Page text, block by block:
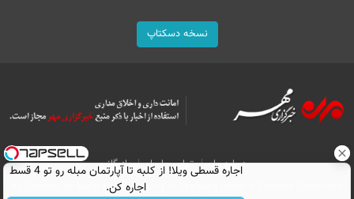
نسخه دسکتاپ
درباره ما تماس با ما
بازرگانی
All Content by Mehr News Agency is licensed under a Creative Commons
اجاره‌ قسطی ویلا! از کلبه تا آپارتمان مبله رو تو 4 قسط
اجاره کن.